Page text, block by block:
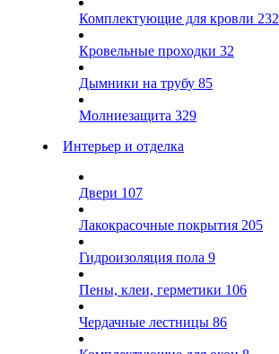
Комплектующие для кровли 232
Кровельные проходки 32
Дымники на трубу 85
Молниезащита 329
Интерьер и отделка
Двери 107
Лакокрасочные покрытия 205
Гидроизоляция пола 9
Пены, клеи, герметики 106
Чердачные лестницы 86